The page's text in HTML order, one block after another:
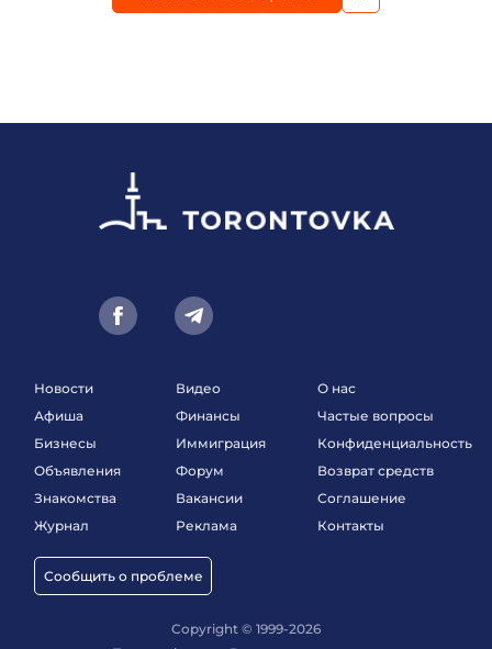
Новости
Афиша
Бизнесы
Объявления
Знакомства
Журнал
Сообщить о проблеме
Видео
Финансы
Иммиграция
Форум
Вакансии
Реклама
О нас
Частые вопросы
Конфиденциальность
Возврат средств
Соглашение
Контакты
Copyright © 1999-2026